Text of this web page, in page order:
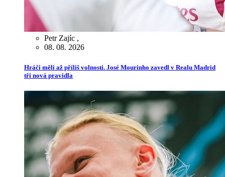
Petr Zajíc ,
08. 08. 2026
Hráči měli až příliš volnosti. José Mourinho zavedl v Realu Madrid
tři nová pravidla